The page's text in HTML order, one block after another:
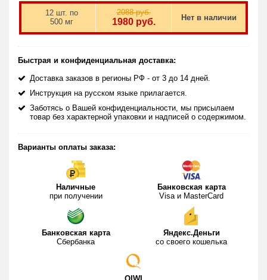
растянутое влагалище (вследствие многочисленных
родов или врожденное);
непроизвольное выделение мочи;
воспалительные процессы во влагалище;
выделения из половых путей;
неприятный запах из вагины;
выкидыши в анамнезе;
сниженный метаболизм;
гормональный дисбаланс;
сухость влагалища:
снижение чувствительности половых органов.
В настоящее время многочисленные медицинские
исследования, которые были проведены в условиях клиники
научно-исследовательским центром здравоохранения
Южной Кореи подтвердили высокий эффект активных
ингредиентов препарата. Как показали исследования, вагина
способна уменьшиться практически в три раза. Такого
результата можно достичь уже через полминуты после
12 шт. по
500 мг
2088 руб.
1980руб. Нет в наличии
Быстрая и конфиденциальная доставка:
Доставка заказов в регионы РФ - от 3 до 14 дней.
Инструкция на русском языке прилагается.
Заботясь о Вашей конфиденциальности, мы присылаем
товар без характерной упаковки и надписей о содержимом.
Варианты оплаты заказа:
Наличные
при получении
Банковская карта
Visa и MasterCard
Банковская карта
Сбербанка
Яндекс.Деньги
со своего кошелька